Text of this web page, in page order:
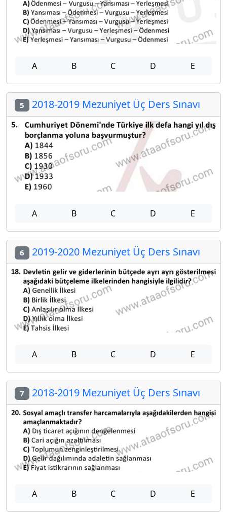
A B C D E
5 2018-2019 Mezuniyet Üç Ders Sınavı
A B C D E
6 2019-2020 Mezuniyet Üç Ders Sınavı
A B C D E
7 2018-2019 Mezuniyet Üç Ders Sınavı
A B C D E